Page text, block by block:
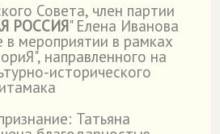
Совета, член партии
РОССИЯ" Елена Иванова
в мероприятии в рамках
направленного на
исторического
Татьяна